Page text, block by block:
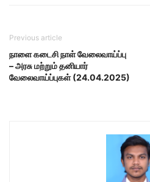
Previous article
நாளை கடைசி நாள் வேலைவாய்ப்பு
– அரசு மற்றும் தனியார்
வேலைவாய்ப்புகள் (24.04.2025)